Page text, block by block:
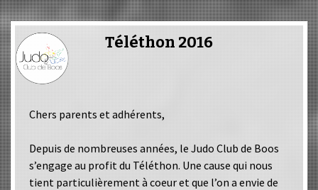
Téléthon 2016
Chers parents et adhérents,
Depuis de nombreuses années, le Judo Club de Boos
s’engage au profit du Téléthon. Une cause qui nous
tient particulièrement à coeur et que l’on a envie de